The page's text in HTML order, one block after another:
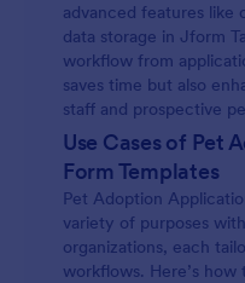
advanced features like
data storage in Jform
workflow from
saves time but also
staff and prospective
Use Cases of Pet
Form Templates
Pet Adoption
variety of purposes
organizations, each
workflows. Here’s